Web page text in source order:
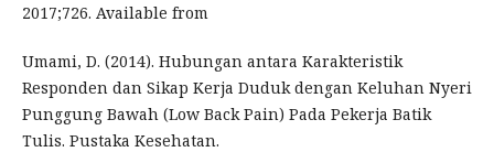
2017;726. Available from
Umami, D. (2014). Hubungan antara Karakteristik
Responden dan Sikap Kerja Duduk dengan Keluhan Nyeri
Punggung Bawah (Low Back Pain) Pada Pekerja Batik
Tulis. Pustaka Kesehatan.